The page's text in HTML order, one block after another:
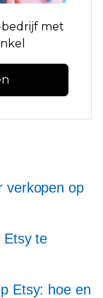
bedrijf met
verkopen op
Etsy te
Etsy: hoe en